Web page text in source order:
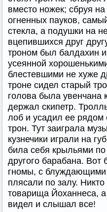
вместо ножек; сбруя
огненных пауков,
стекла, а подушки на
вцепившихся друг
троном был балдахин
усеянной
блестевшими не хуже
троне сидел старый
голова была увенчана
держал скипетр.
лоб и усадил ее рядом
трон. Тут заиграла
кузнечики играли на
била себя крыльями
другого барабана.
гномы, с блуждающими
плясали по залу.
товарища Йоханнеса,
видел и слышал все!